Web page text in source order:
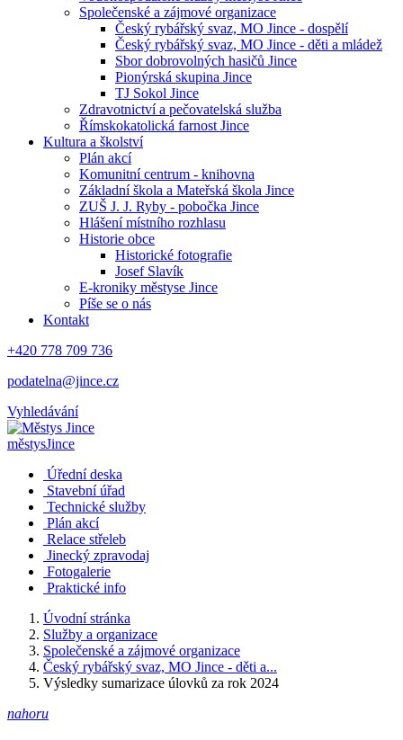
Společenské a zájmové organizace
Český rybářský svaz, MO Jince - dospělí
Český rybářský svaz, MO Jince - děti a mládež
Sbor dobrovolných hasičů Jince
Pionýrská skupina Jince
TJ Sokol Jince
Zdravotnictví a pečovatelská služba
Římskokatolická farnost Jince
Kultura a školství
Plán akcí
Komunitní centrum - knihovna
Základní škola a Mateřská škola Jince
ZUŠ J. J. Ryby - pobočka Jince
Hlášení místního rozhlasu
Historie obce
Historické fotografie
Josef Slavík
E-kroniky městyse Jince
Píše se o nás
Kontakt
+420 778 709 736
podatelna@jince.cz
Vyhledávání
městysJince
Úřední deska
Stavební úřad
Technické služby
Plán akcí
Relace střeleb
Jinecký zpravodaj
Fotogalerie
Praktické info
Úvodní stránka
Služby a organizace
Společenské a zájmové organizace
Český rybářský svaz, MO Jince - děti a...
Výsledky sumarizace úlovků za rok 2024
nahoru